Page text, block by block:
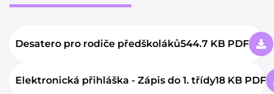
Desatero pro rodiče předškoláků544.7 KB PDF
Elektronická přihláška - Zápis do 1. třídy18 KB PDF